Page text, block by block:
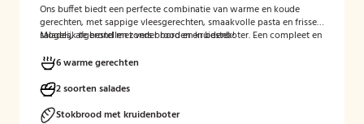
Ons buffet biedt een perfecte combinatie van warme en koude
gerechten, met sappige vleesgerechten, smaakvolle pasta en frisse
salades, afgerond met vers brood en kruidenboter. Een compleet en
Mogelijk te bestellen zonder borden en bestek!
6 warme gerechten
2 soorten salades
Stokbrood met kruidenboter